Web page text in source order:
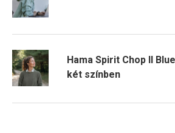
Hama Spirit Chop II
két színben